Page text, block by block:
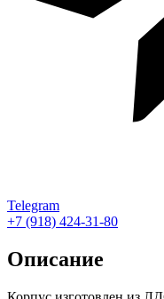
Telegram
+7 (918) 424-31-80
Описание